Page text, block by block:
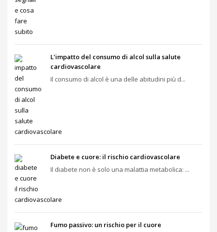
L’impatto del consumo di alcol sulla salute
cardiovascolare
Il consumo di alcol è una delle abitudini più d...
Diabete e cuore: il rischio cardiovascolare
Il diabete non è solo una malattia metabolica: ...
Fumo passivo: un rischio per il cuore